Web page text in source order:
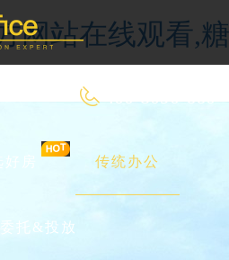
网站在线观看,
400-8090-660
房 传统办公
委托&投放